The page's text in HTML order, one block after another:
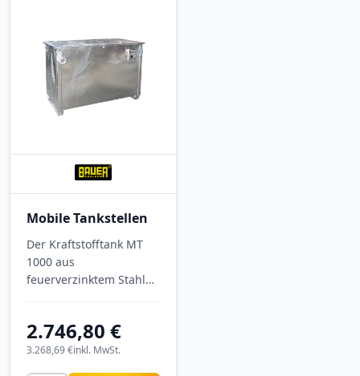
mit Kraftstoff.
Mobile Tankstellen
Der Kraftstofftank MT
1000 aus
feuerverzinktem Stahl
Betankung als
leistungsstarke
2.746,80 €
inkl. MwSt.
3.268,69 €